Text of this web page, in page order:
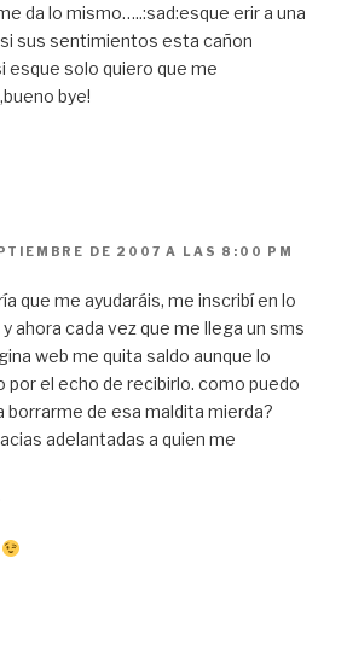
da lo mismo…..:sad:esque erir a una
sus sentimientos esta cañon
solo quiero que me
bye!
DE 2007 A LAS 8:00 PM
que me ayudaráis, me inscribí en lo
y ahora cada vez que me llega un sms
web me quita saldo aunque lo
por el echo de recibirlo. como puedo
borrarme de esa maldita mierda?
adelantadas a quien me